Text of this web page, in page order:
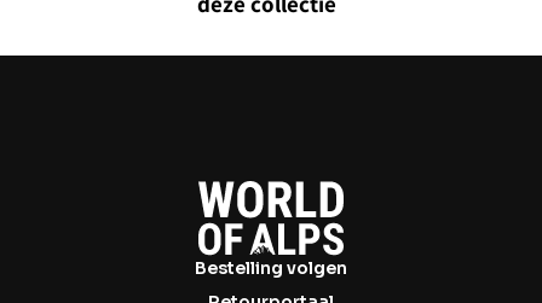
Bestelling volgen